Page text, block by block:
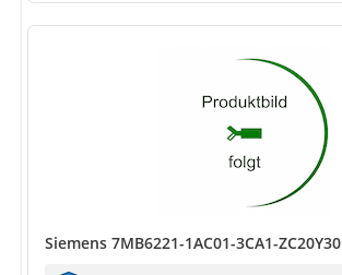
Siemens 7MB6221-1AC01-3CA1-ZC20Y30